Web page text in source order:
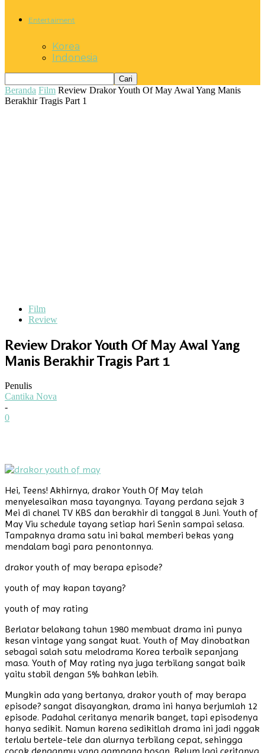
Entertaiment
Korea
Indonesia
Beranda Film Review Drakor Youth Of May Awal Yang Manis
Berakhir Tragis Part 1
Film
Review
Review Drakor Youth Of May Awal Yang
Manis Berakhir Tragis Part 1
Penulis
Cantika Nova
-
0
Hei, Teens! Akhirnya, drakor Youth Of May telah
menyelesaikan masa tayangnya. Tayang perdana sejak 3
Mei di chanel TV KBS dan berakhir di tanggal 8 Juni. Youth of
May Viu schedule tayang setiap hari Senin sampai selasa.
Tampaknya drama satu ini bakal memberi bekas yang
mendalam bagi para penontonnya.
drakor youth of may berapa episode?
youth of may kapan tayang?
youth of may rating
Berlatar belakang tahun 1980 membuat drama ini punya
kesan vintage yang sangat kuat. Youth of May dinobatkan
sebagai salah satu melodrama Korea terbaik sepanjang
masa. Youth of May rating nya juga terbilang sangat baik
yaitu stabil dengan 5% bahkan lebih.
Mungkin ada yang bertanya, drakor youth of may berapa
episode? sangat disayangkan, drama ini hanya berjumlah 12
episode. Padahal ceritanya menarik banget, tapi episodenya
hanya sedikit. Namun karena sedikitlah drama ini jadi nggak
terlalu bertele-tele dan alurnya terbilang cepat, sehingga